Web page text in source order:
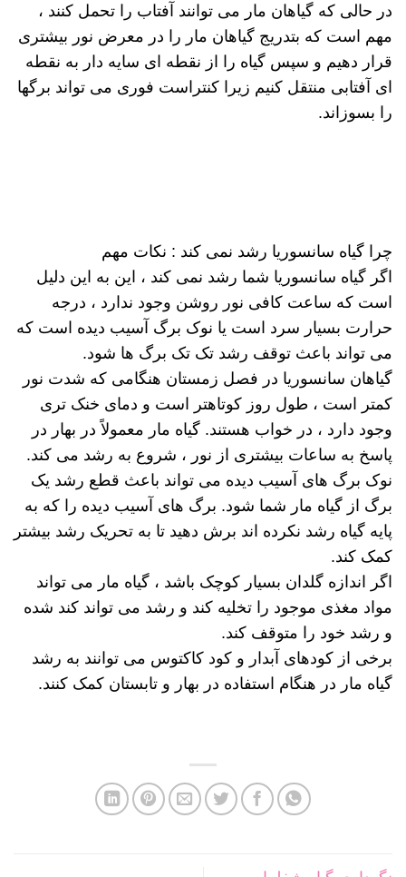
در حالی که گیاهان مار می توانند آفتاب را تحمل کنند ،
مهم است که بتدریج گیاهان مار را در معرض نور بیشتری
قرار دهیم و سپس گیاه را از نقطه ای سایه دار به نقطه
ای آفتابی منتقل کنیم زیرا کنتراست فوری می تواند برگها
را بسوزاند.
چرا گیاه سانسوریا رشد نمی کند : نکات مهم
اگر گیاه سانسوریا شما رشد نمی کند ، این به این دلیل
است که ساعت کافی نور روشن وجود ندارد ، درجه
حرارت بسیار سرد است یا نوک برگ آسیب دیده است که
می تواند باعث توقف رشد تک تک برگ ها شود.
گیاهان سانسوریا در فصل زمستان هنگامی که شدت نور
کمتر است ، طول روز کوتاهتر است و دمای خنک تری
وجود دارد ، در خواب هستند. گیاه مار معمولاً در بهار در
پاسخ به ساعات بیشتری از نور ، شروع به رشد می کند.
نوک برگ های آسیب دیده می تواند باعث قطع رشد یک
برگ از گیاه مار شما شود. برگ های آسیب دیده را که به
پایه گیاه رشد نکرده اند برش دهید تا به تحریک رشد بیشتر
کمک کند.
اگر اندازه گلدان بسیار کوچک باشد ، گیاه مار می تواند
مواد مغذی موجود را تخلیه کند و رشد می تواند کند شده
و رشد خود را متوقف کند.
برخی از کودهای آبدار و کود کاکتوس می توانند به رشد
گیاه مار در هنگام استفاده در بهار و تابستان کمک کنند.